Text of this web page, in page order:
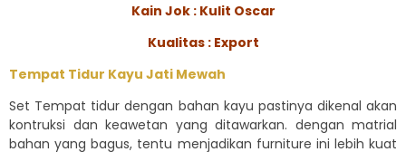
Kain Jok : Kulit Oscar
Kualitas : Export
Tempat Tidur Kayu Jati Mewah
Set Tempat tidur dengan bahan kayu pastinya dikenal akan
kontruksi dan keawetan yang ditawarkan. dengan matrial
bahan yang bagus, tentu menjadikan furniture ini lebih kuat